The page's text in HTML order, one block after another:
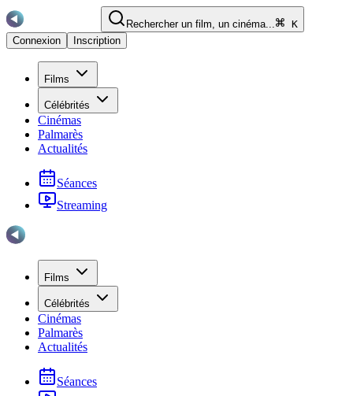
Rechercher un film, un cinéma...
K
Connexion
Inscription
Films
Célébrités
Cinémas
Palmarès
Actualités
Séances
Streaming
Films
Célébrités
Cinémas
Palmarès
Actualités
Séances